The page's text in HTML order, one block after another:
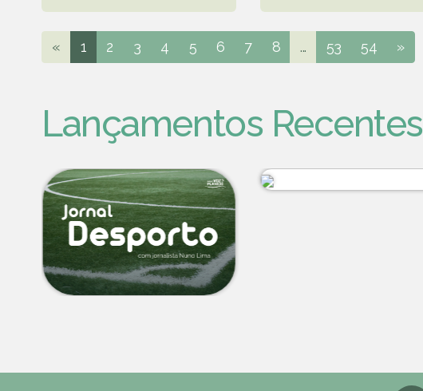
« 1 2 3 4 5 6 7 8 ... 53 54 »
Lançamentos Recentes